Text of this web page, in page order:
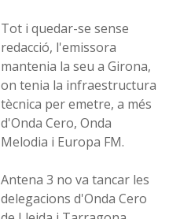
Tot i quedar-se sense
redacció, l'emissora
mantenia la seu a Girona,
on tenia la infraestructura
tècnica per emetre, a més
d'Onda Cero, Onda
Melodia i Europa FM.
Antena 3 no va tancar les
delegacions d'Onda Cero